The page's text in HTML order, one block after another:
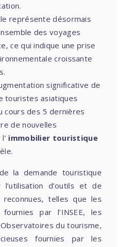
représente désormais
des voyages
ce qui indique une prise
croissante
significative de
touristes asiatiques
cours des 5 dernières
de nouvelles
immobilier touristique
la demande touristique
d’outils et de
telles que les
par l’INSEE, les
du tourisme,
fournies par les